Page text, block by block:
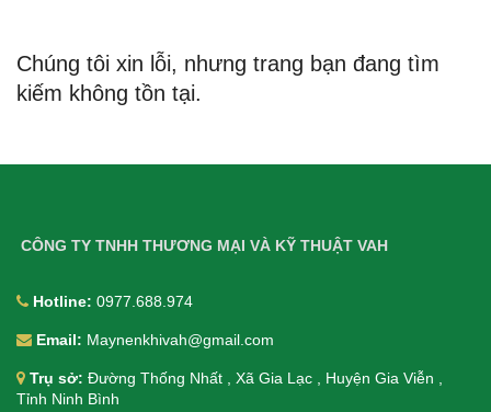
Chúng tôi xin lỗi, nhưng trang bạn đang tìm
kiếm không tồn tại.
CÔNG TY TNHH THƯƠNG MẠI VÀ KỸ THUẬT VAH
Hotline: 0977.688.974
Email: Maynenkhivah@gmail.com
Trụ sở: Đường Thống Nhất , Xã Gia Lạc , Huyện Gia Viễn ,
Tỉnh Ninh Bình